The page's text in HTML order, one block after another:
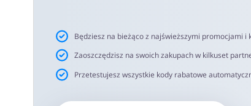
Będziesz na bieżąco z najświeższymi promocjami i
Zaoszczędzisz na swoich zakupach w kilkuset
Przetestujesz wszystkie kody rabatowe